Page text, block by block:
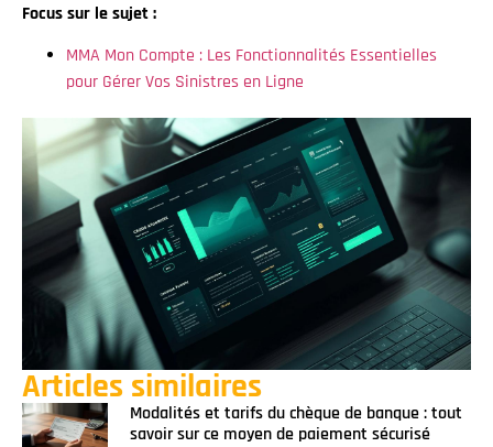
Focus sur le sujet :
MMA Mon Compte : Les Fonctionnalités Essentielles
pour Gérer Vos Sinistres en Ligne
Articles similaires
Modalités et tarifs du chèque de banque : tout
savoir sur ce moyen de paiement sécurisé